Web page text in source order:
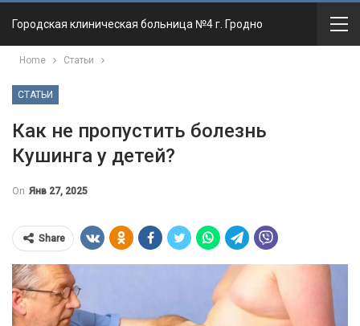
Городская клиническая больница №4 г. Гродно
Home Статьи
СТАТЬИ
Как не пропустить болезнь
Кушинга у детей?
On Янв 27, 2025
Share